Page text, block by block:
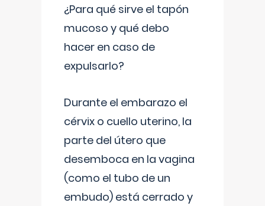
¿Para qué sirve el tapón
mucoso y qué debo
hacer en caso de
expulsarlo?
Durante el embarazo el
cérvix o cuello uterino, la
parte del útero que
desemboca en la vagina
(como el tubo de un
embudo) está cerrado y